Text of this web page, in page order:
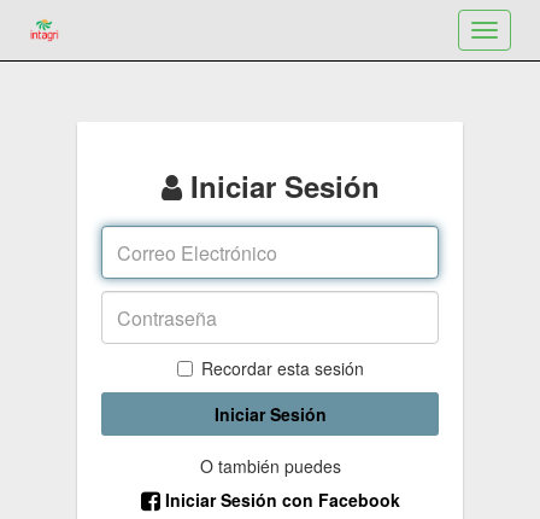
Toggle
Iniciar Sesión
Recordar esta sesión
Iniciar Sesión
O también puedes
Iniciar Sesión con Facebook